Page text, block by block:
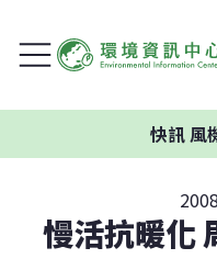
快訊風機
慢活抗暖化